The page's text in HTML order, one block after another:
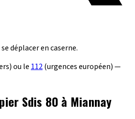
déplacer en caserne.
ou le 112(urgences européen) —
Sdis 80 à Miannay